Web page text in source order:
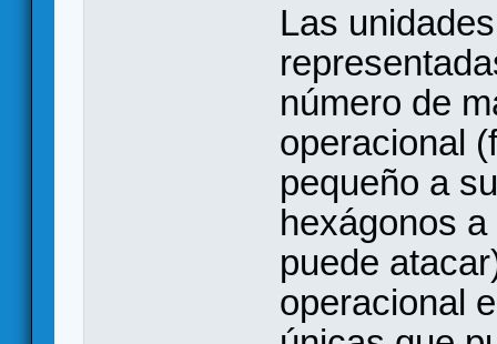
Las
número de
operacional
pequeño a
hexágonos
puede
operacional